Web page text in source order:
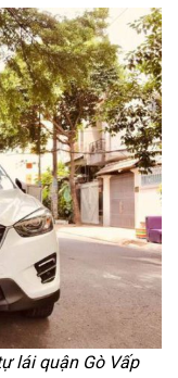
lái quận Gò Vấp